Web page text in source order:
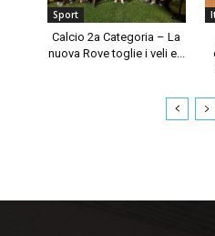
Sport
Calcio 2a Categoria – La
nuova Rove toglie i veli e...